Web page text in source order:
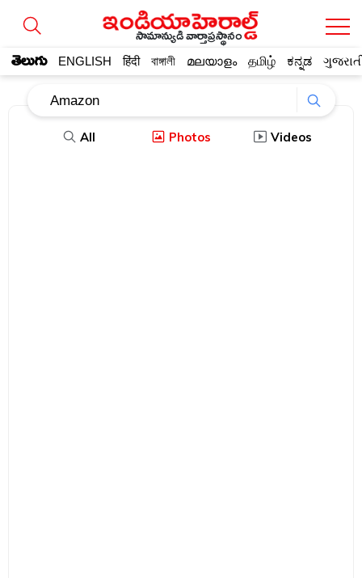
సామాన్యుడి వార్తాప్రస్థానం
తెలుగు ENGLISH हिंदी বাঙ্গালী മലയാളം தமிழ் ಕನ್ನಡ
All Photos Videos